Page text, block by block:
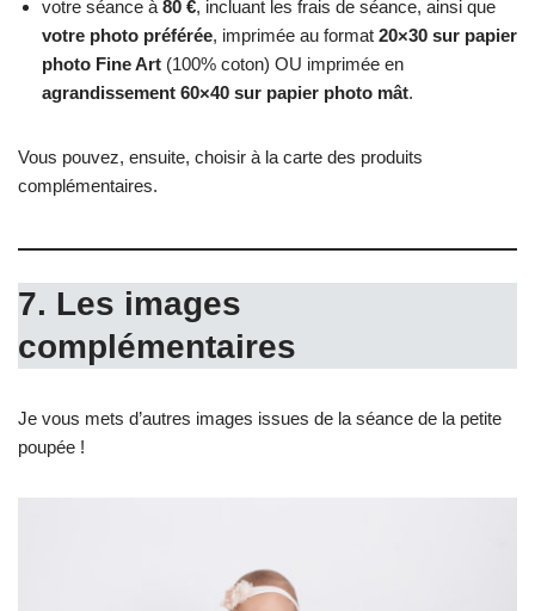
votre séance à 80 €, incluant les frais de séance, ainsi que
votre photo préférée, imprimée au format 20×30 sur papier
photo Fine Art (100% coton) OU imprimée en
agrandissement 60×40 sur papier photo mât.
Vous pouvez, ensuite, choisir à la carte des produits
complémentaires.
7. Les images
complémentaires
Je vous mets d’autres images issues de la séance de la petite
poupée !